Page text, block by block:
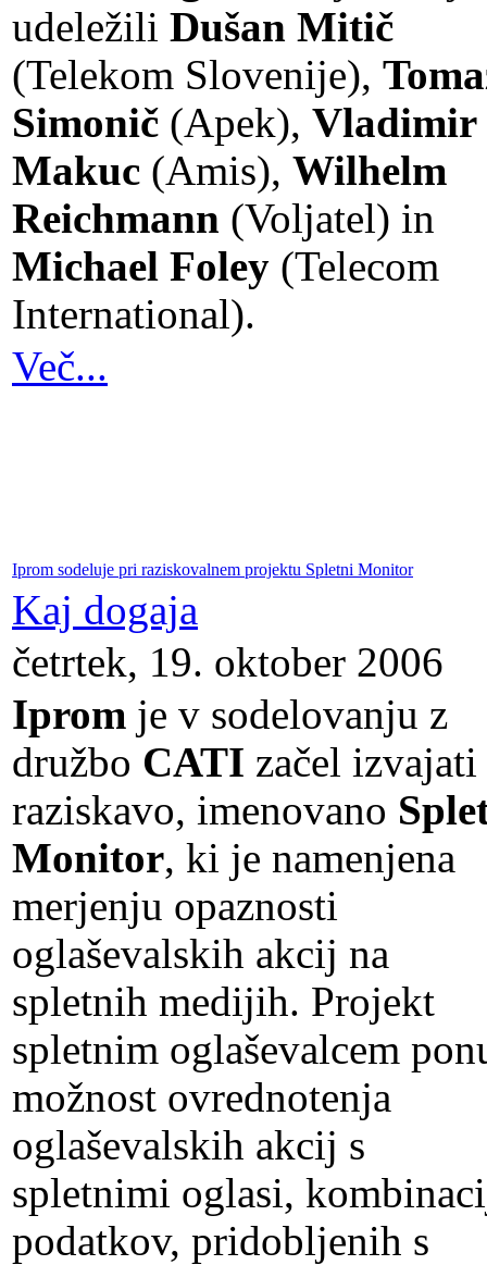
udeležili Dušan Mitič
(Telekom Slovenije),
Simonič (Apek), Vladimir
Makuc (Amis), Wilhelm
Reichmann (Voljatel) in
Michael Foley (Telecom
International).
Več...
Iprom sodeluje pri raziskovalnem projektu Spletni Monitor
Kaj dogaja
četrtek, 19. oktober 2006
Iprom je v sodelovanju z
družbo CATI začel izvajati
raziskavo, imenovano
Monitor, ki je namenjena
merjenju opaznosti
oglaševalskih akcij na
spletnih medijih. Projekt
spletnim oglaševalcem
možnost ovrednotenja
oglaševalskih akcij s
spletnimi oglasi,
podatkov, pridobljenih s